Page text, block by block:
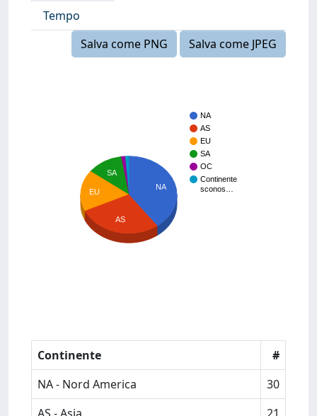
Tempo
Salva come PNG
Salva come JPEG
NA
AS
EU
SA
OC
Continente
sconos…
NA
SA
EU
AS
Continente
#
NA - Nord America
30